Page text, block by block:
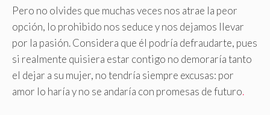
Pero no olvides que muchas veces nos atrae la peor
opción, lo prohibido nos seduce y nos dejamos llevar
por la pasión. Considera que él podría defraudarte, pues
si realmente quisiera estar contigo no demoraría tanto
el dejar a su mujer, no tendría siempre excusas: por
amor lo haría y no se andaría con promesas de futuro.